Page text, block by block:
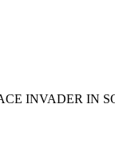
INVADER IN